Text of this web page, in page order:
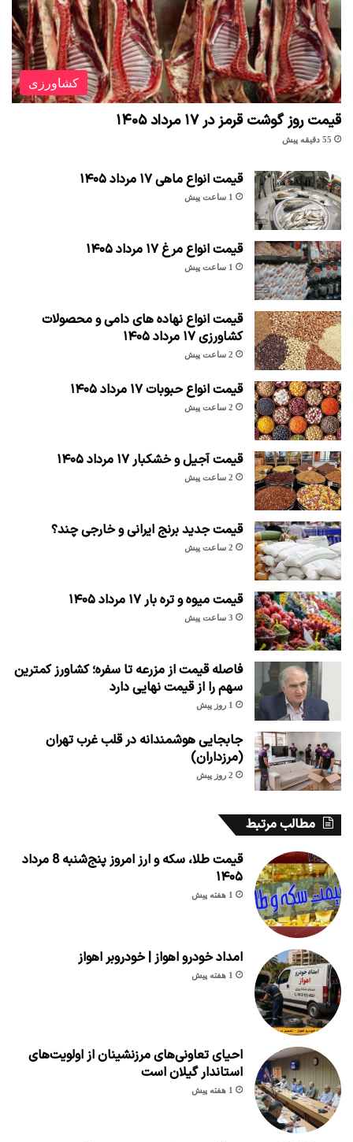
کشاورزی
قیمت روز گوشت قرمز در ۱۷ مرداد ۱۴۰۵
55 دقیقه پیش
قیمت انواع ماهی ۱۷ مرداد ۱۴۰۵
1 ساعت پیش
قیمت انواع مرغ ۱۷ مرداد ۱۴۰۵
1 ساعت پیش
قیمت انواع نهاده های دامی و محصولات
کشاورزی ۱۷ مرداد ۱۴۰۵
2 ساعت پیش
قیمت انواع حبوبات ۱۷ مرداد ۱۴۰۵
2 ساعت پیش
قیمت آجیل و خشکبار ۱۷ مرداد ۱۴۰۵
2 ساعت پیش
قیمت جدید برنج ایرانی و خارجی چند؟
2 ساعت پیش
قیمت میوه و تره بار ۱۷ مرداد ۱۴۰۵
3 ساعت پیش
فاصله قیمت از مزرعه تا سفره؛ کشاورز کمترین
سهم را از قیمت نهایی دارد
1 روز پیش
جابجایی هوشمندانه در قلب غرب تهران
(مرزداران)
2 روز پیش
مطالب مرتبط
قیمت طلا، سکه و ارز امروز پنج‌شنبه 8 مرداد
۱۴۰۵
1 هفته پیش
امداد خودرو اهواز | خودروبر اهواز
1 هفته پیش
احیای تعاونی‌های مرزنشینان از اولویت‌های
استاندار گیلان است
1 هفته پیش